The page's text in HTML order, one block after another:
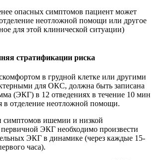
опасных симптомов пациент может
неотложной помощи или другое
для этой клиничес­кой ситуации)
стратификации риска
в грудной клетке или другими
для ОКС, должна быть записана
(ЭКГ) в 12 отведениях в течение 10 мин
в отделение неотложной помощи.
симптомов ишемии и низкой
ЭКГ необходимо произвести
ЭКГ в динамике (через каждые 15-
часа).